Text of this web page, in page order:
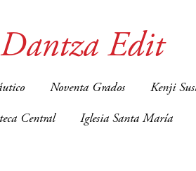
Dantza Edit
Noventa Grados Kenji
Central Iglesia Santa María